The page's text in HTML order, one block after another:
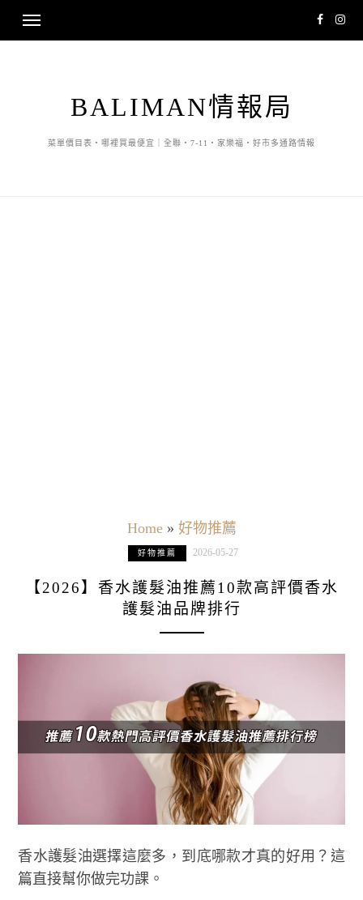
BALIMAN情報局
菜單價目表・哪裡買最便宜｜全聯・7-11・家樂福・好市多通路情報
Home» 好物推薦
好物推薦 2026-05-27
【2026】香水護髮油推薦10款高評價香水
護髮油品牌排行
香水護髮油選擇這麼多，到底哪款才真的好用？這
篇直接幫你做完功課。